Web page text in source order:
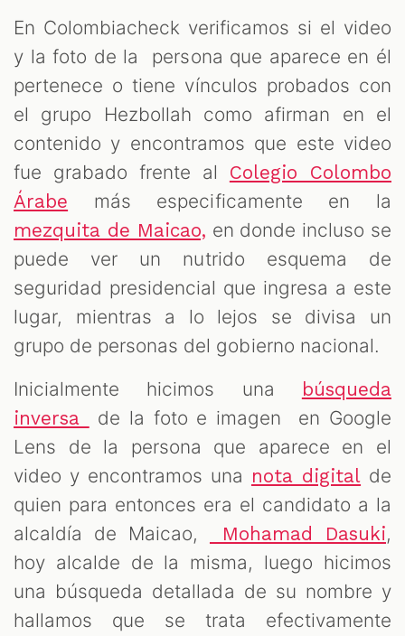
En Colombiacheck verificamos si el video
y la foto de la persona que aparece en él
pertenece o tiene vínculos probados con
el grupo Hezbollah como afirman en el
contenido y encontramos que este video
fue grabado frente al Colegio Colombo
Árabe más especificamente en la
mezquita de Maicao, en donde incluso se
puede ver un nutrido esquema de
seguridad presidencial que ingresa a este
lugar, mientras a lo lejos se divisa un
grupo de personas del gobierno nacional.
Inicialmente hicimos una
búsqueda
inversa
de la foto e imagen en Google
Lens de la persona que aparece en el
video y encontramos una nota digital de
quien para entonces era el candidato a la
alcaldía de Maicao,
Mohamad Dasuki,
hoy alcalde de la misma, luego hicimos
una búsqueda detallada de su nombre y
hallamos que se trata efectivamente